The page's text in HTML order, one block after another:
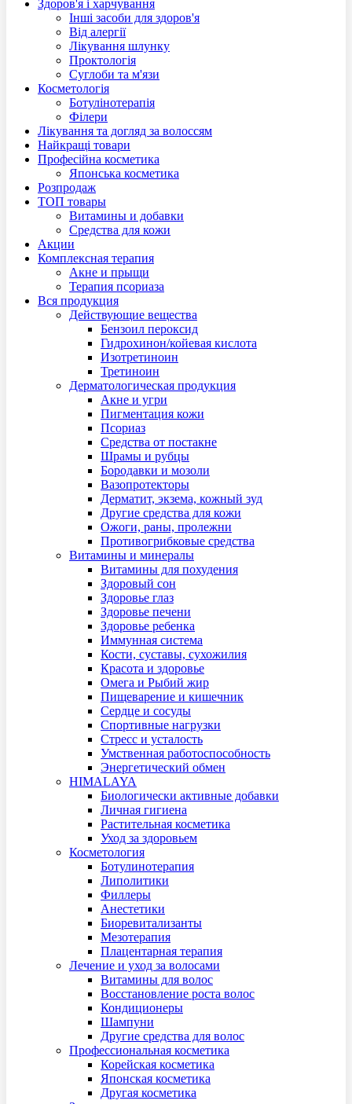
Здоров'я і харчування
Інші засоби для здоров'я
Від алергії
Лікування шлунку
Проктологія
Суглоби та м'язи
Косметологія
Ботулінотерапія
Філери
Лікування та догляд за волоссям
Найкращі товари
Професійна косметика
Японська косметика
Розпродаж
ТОП товары
Витамины и добавки
Средства для кожи
Акции
Комплексная терапия
Акне и прыщи
Терапия псориаза
Вся продукция
Действующие вещества
Бензоил пероксид
Гидрохинон/койевая кислота
Изотретиноин
Третиноин
Дерматологическая продукция
Акне и угри
Пигментация кожи
Псориаз
Средства от постакне
Шрамы и рубцы
Бородавки и мозоли
Вазопротекторы
Дерматит, экзема, кожный зуд
Другие средства для кожи
Ожоги, раны, пролежни
Противогрибковые средства
Витамины и минералы
Витамины для похудения
Здоровый сон
Здоровье глаз
Здоровье печени
Здоровье ребенка
Иммунная система
Кости, суставы, сухожилия
Красота и здоровье
Омега и Рыбий жир
Пищеварение и кишечник
Сердце и сосуды
Спортивные нагрузки
Стресс и усталость
Умственная работоспособность
Энергетический обмен
HIMALAYA
Биологически активные добавки
Личная гигиена
Растительная косметика
Уход за здоровьем
Косметология
Ботулинотерапия
Липолитики
Филлеры
Анестетики
Биоревитализанты
Мезотерапия
Плацентарная терапия
Лечение и уход за волосами
Витамины для волос
Восстановление роста волос
Кондициoнеры
Шампуни
Другие средства для волос
Профессиональная косметика
Корейская косметика
Японская косметика
Другая косметика